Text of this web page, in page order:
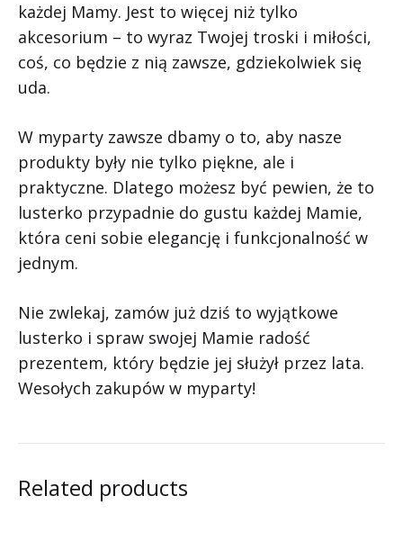
każdej Mamy. Jest to więcej niż tylko
akcesorium – to wyraz Twojej troski i miłości,
coś, co będzie z nią zawsze, gdziekolwiek się
uda.
W myparty zawsze dbamy o to, aby nasze
produkty były nie tylko piękne, ale i
praktyczne. Dlatego możesz być pewien, że to
lusterko przypadnie do gustu każdej Mamie,
która ceni sobie elegancję i funkcjonalność w
jednym.
Nie zwlekaj, zamów już dziś to wyjątkowe
lusterko i spraw swojej Mamie radość
prezentem, który będzie jej służył przez lata.
Wesołych zakupów w myparty!
Related products